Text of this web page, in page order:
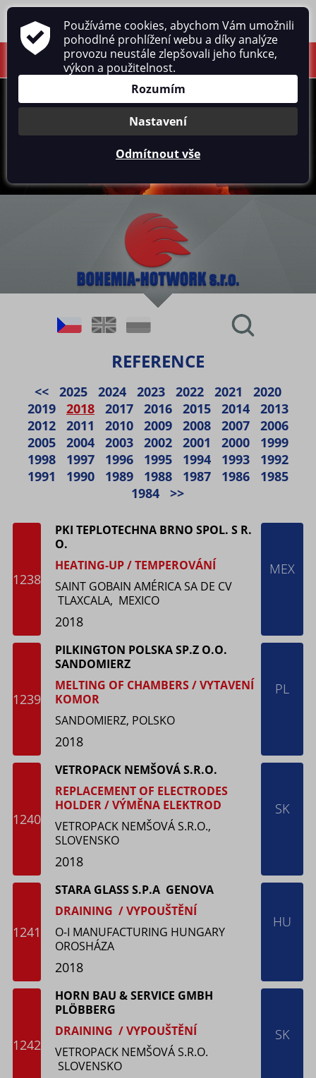
REFERENCE
<< 2025 2024 2023 2022 2021
2020
2019
2018 2017 2016 2015 2014
2013
2012
2011 2010 2009 2008 2007
2006
2005
2004 2003 2002 2001 2000
1999
1998
1997 1996 1995 1994 1993
1992
1991
1990 1989 1988 1987 1986
1985
1984
>>
1238
PKI TEPLOTECHNA BRNO SPOL. S R.
O.
HEATING-UP / TEMPEROVÁNÍ
SAINT GOBAIN AMÉRICA SA DE CV
TLAXCALA, MEXICO
2018
MEX
1239
PILKINGTON POLSKA SP.Z O.O.
SANDOMIERZ
MELTING OF CHAMBERS / VYTAVENÍ
KOMOR
SANDOMIERZ, POLSKO
2018
PL
1240
VETROPACK NEMŠOVÁ S.R.O.
REPLACEMENT OF ELECTRODES
HOLDER / VÝMĚNA ELEKTROD
VETROPACK NEMŠOVÁ S.R.O.,
SLOVENSKO
2018
SK
1241
STARA GLASS S.P.A GENOVA
DRAINING / VYPOUŠTĚNÍ
O-I MANUFACTURING HUNGARY
OROSHÁZA
2018
HU
1242
HORN BAU & SERVICE GMBH
PLÖΒBERG
DRAINING / VYPOUŠTĚNÍ
VETROPACK NEMŠOVÁ S.R.O.
SLOVENSKO
SK
Používáme cookies, abychom Vám umožnili
pohodlné prohlížení webu a díky analýze
provozu neustále zlepšovali jeho funkce,
výkon a použitelnost.
Rozumím
Nastavení
Odmítnout vše